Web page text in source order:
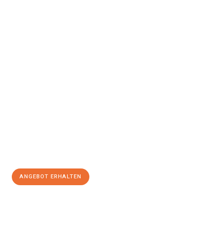
ANGEBOT ERHALTEN